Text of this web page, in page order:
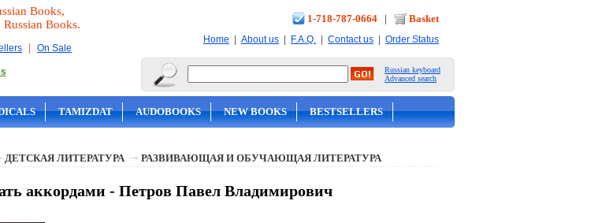
Books,
Books.
| On Sale
1-718-787-0664 | Basket
Home | About us | F.A.Q. | Contact us | Order Status
Russian keyboard
Advanced search
TAMIZDAT AUDOBOOKS NEW BOOKS BESTSELLERS
ДЕТСКАЯ ЛИТЕРАТУРА РАЗВИВАЮЩАЯ И ОБУЧАЮЩАЯ ЛИТЕРАТУРА
аккордами - Петров Павел Владимирович